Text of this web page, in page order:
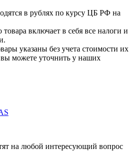
в рублях по курсу ЦБ РФ на
включает в себя все налоги и
указаны без учета стоимости их
можете уточнить у наших
на любой интересующий вопрос